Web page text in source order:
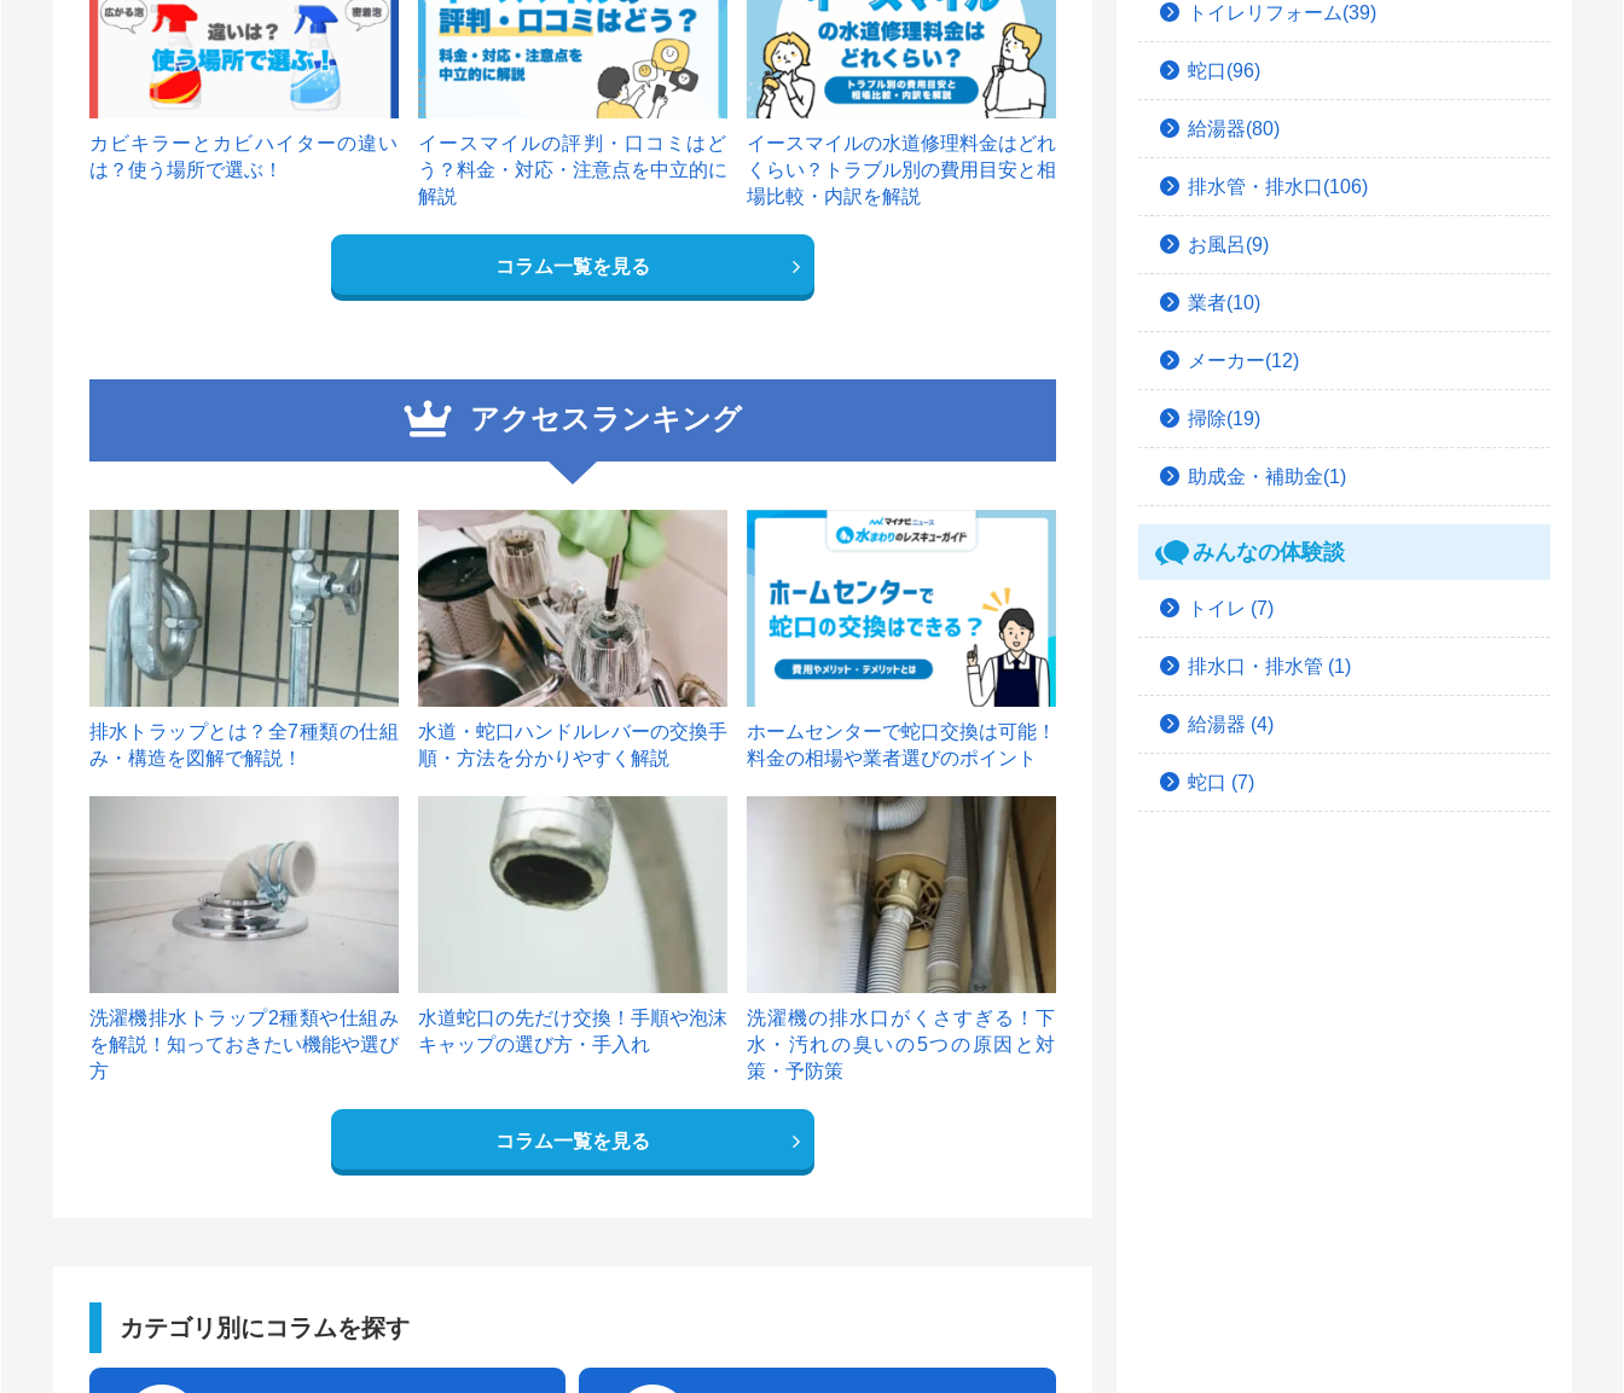
カビキラーとカビハイターの違い
は？使う場所で選ぶ！
イースマイルの評判・口コミはど
う？料金・対応・注意点を中立的に
解説
イースマイルの水道修理料金はどれ
くらい？トラブル別の費用目安と相
場比較・内訳を解説
コラム一覧を見る
アクセスランキング
1
排水トラップとは？全7種類の仕組
み・構造を図解で解説！
2
水道・蛇口ハンドルレバーの交換手
順・方法を分かりやすく解説
ホームセンターで蛇口交換は可能！
料金の相場や業者選びのポイント
洗濯機排水トラップ2種類や仕組み
を解説！知っておきたい機能や選び
方
水道蛇口の先だけ交換！手順や泡沫
キャップの選び方・手入れ
洗濯機の排水口がくさすぎる！下
水・汚れの臭いの5つの原因と対
策・予防策
コラム一覧を見る
カテゴリ別にコラムを探す
トイレリフォーム(39)
蛇口(96)
給湯器(80)
排水管・排水口(106)
お風呂(9)
業者(10)
メーカー(12)
掃除(19)
助成金・補助金(1)
みんなの体験談
トイレ (7)
排水口・排水管 (1)
給湯器 (4)
蛇口 (7)